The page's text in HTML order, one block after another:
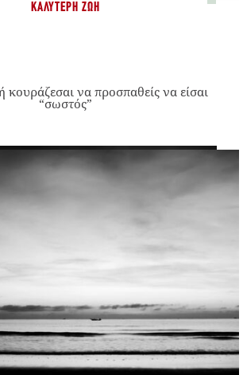
ΚΑΛΎΤΕΡΗ ΖΩΉ
κουράζεσαι να προσπαθείς να είσαι
“σωστός”